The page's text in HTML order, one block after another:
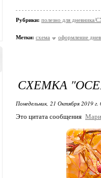
Рубрики: полезно для
Метки: схема оформление
СХЕМКА
Понедельник, 21 Октября 2019
Это цитата сообщения